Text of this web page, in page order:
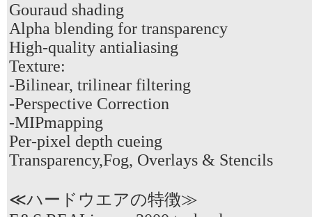
Gouraud shading
Alpha blending for transparency
High-quality antialiasing
Texture:
-Bilinear, trilinear filtering
-Perspective Correction
-MIPmapping
Per-pixel depth cueing
Transparency,Fog, Overlays & Stencils
≪ハードウエアの特徴≫